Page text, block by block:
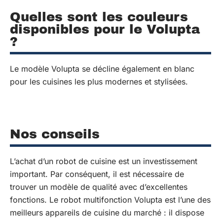
Quelles sont les couleurs
disponibles pour le Volupta
?
Le modèle Volupta se décline également en blanc
pour les cuisines les plus modernes et stylisées.
Nos conseils
L’achat d’un robot de cuisine est un investissement
important. Par conséquent, il est nécessaire de
trouver un modèle de qualité avec d’excellentes
fonctions. Le robot multifonction Volupta est l’une des
meilleurs appareils de cuisine du marché : il dispose